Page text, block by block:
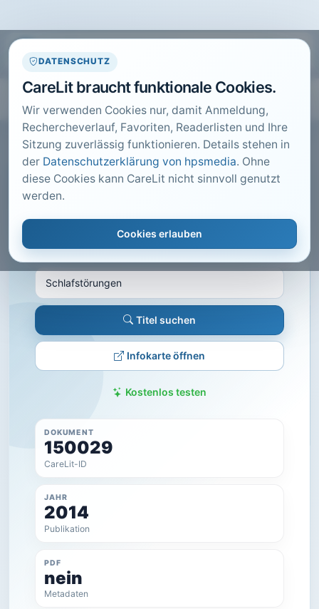
DATENSCHUTZ
CareLit braucht funktionale Cookies.
Wir verwenden Cookies nur, damit Anmeldung,
Rechercheverlauf, Favoriten, Readerlisten und Ihre
Sitzung zuverlässig funktionieren. Details stehen in
der Datenschutzerklärung von hpsmedia. Ohne
diese Cookies kann CareLit nicht sinnvoll genutzt
werden.
Cookies erlauben
CARELIT FACHARTIKEL
Schlafstörungen
Montakab, H.; · Naturheilpraxis mit Naturmedizin,
München · 2014 · Heft 5 · S. 8 bis 10
Titel suchen
Infokarte öffnen
Kostenlos testen
DOKUMENT
150029
CareLit-ID
JAHR
2014
Publikation
PDF
nein
Metadaten